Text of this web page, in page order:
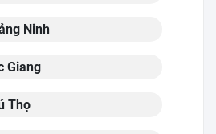
Ninh
Giang
Thọ